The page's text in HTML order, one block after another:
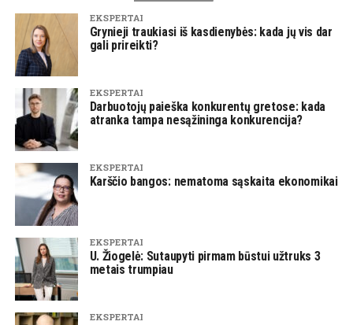
EKSPERTAI
Grynieji traukiasi iš kasdienybės: kada jų vis dar
gali prireikti?
EKSPERTAI
Darbuotojų paieška konkurentų gretose: kada
atranka tampa nesąžininga konkurencija?
EKSPERTAI
Karščio bangos: nematoma sąskaita ekonomikai
EKSPERTAI
U. Žiogelė: Sutaupyti pirmam būstui užtruks 3
metais trumpiau
EKSPERTAI